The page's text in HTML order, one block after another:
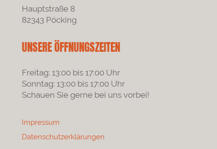
Hauptstraße 8
82343 Pöcking
UNSERE ÖFFNUNGSZEITEN
Freitag: 13:00 bis 17:00 Uhr
Sonntag: 13:00 bis 17:00 Uhr
Schauen Sie gerne bei uns vorbei!
Impressum
Datenschutzerklärungen